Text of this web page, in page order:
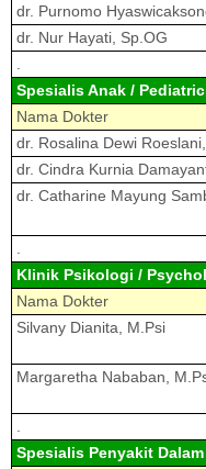
dr. Purnomo
dr. Nur Hayati, Sp.OG
.
Spesialis Anak /
Nama Dokter
dr. Rosalina Dewi
dr. Cindra Kurnia
dr. Catharine Mayung
.
Klinik Psikologi /
Nama Dokter
Silvany Dianita, M.Psi
Margaretha Nababan,
.
Spesialis Penyakit